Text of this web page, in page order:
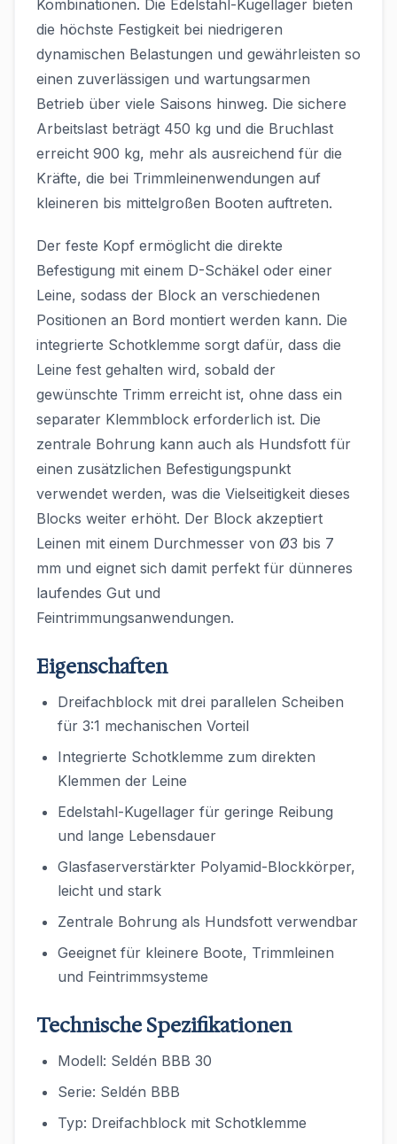
Kombinationen. Die Edelstahl-Kugellager bieten
die höchste Festigkeit bei niedrigeren
dynamischen Belastungen und gewährleisten so
einen zuverlässigen und wartungsarmen
Betrieb über viele Saisons hinweg. Die sichere
Arbeitslast beträgt 450 kg und die Bruchlast
erreicht 900 kg, mehr als ausreichend für die
Kräfte, die bei Trimmleinenwendungen auf
kleineren bis mittelgroßen Booten auftreten.
Der feste Kopf ermöglicht die direkte
Befestigung mit einem D-Schäkel oder einer
Leine, sodass der Block an verschiedenen
Positionen an Bord montiert werden kann. Die
integrierte Schotklemme sorgt dafür, dass die
Leine fest gehalten wird, sobald der
gewünschte Trimm erreicht ist, ohne dass ein
separater Klemmblock erforderlich ist. Die
zentrale Bohrung kann auch als Hundsfott für
einen zusätzlichen Befestigungspunkt
verwendet werden, was die Vielseitigkeit dieses
Blocks weiter erhöht. Der Block akzeptiert
Leinen mit einem Durchmesser von Ø3 bis 7
mm und eignet sich damit perfekt für dünneres
laufendes Gut und
Feintrimmungsanwendungen.
Eigenschaften
Dreifachblock mit drei parallelen Scheiben
für 3:1 mechanischen Vorteil
Integrierte Schotklemme zum direkten
Klemmen der Leine
Edelstahl-Kugellager für geringe Reibung
und lange Lebensdauer
Glasfaserverstärkter Polyamid-Blockkörper,
leicht und stark
Zentrale Bohrung als Hundsfott verwendbar
Geeignet für kleinere Boote, Trimmleinen
und Feintrimmsysteme
Technische Spezifikationen
Modell: Seldén BBB 30
Serie: Seldén BBB
Typ: Dreifachblock mit Schotklemme